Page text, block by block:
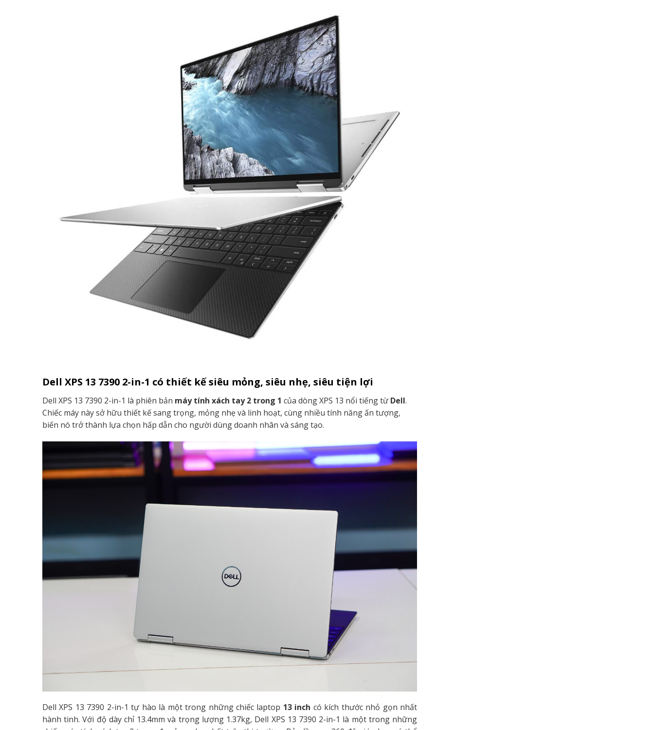
Dell XPS 13 7390 2-in-1 có thiết kế siêu mỏng, siêu nhẹ, siêu tiện lợi
Dell XPS 13 7390 2-in-1 là phiên bản máy tính xách tay 2 trong 1 của dòng XPS 13 nổi tiếng từ Dell.
Chiếc máy này sở hữu thiết kế sang trọng, mỏng nhẹ và linh hoạt, cùng nhiều tính năng ấn tượng,
biến nó trở thành lựa chọn hấp dẫn cho người dùng doanh nhân và sáng tạo.
Dell XPS 13 7390 2-in-1 tự hào là một trong những chiếc laptop 13 inch có kích thước nhỏ gọn nhất
hành tinh. Với độ dày chỉ 13.4mm và trọng lượng 1.37kg, Dell XPS 13 7390 2-in-1 là một trong những